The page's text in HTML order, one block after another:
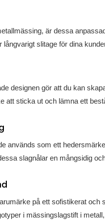
är dessa
slitage för dina
designen gör att du kan
att sticka ut och lämna ett
används som ett
slagnålar en mångsidig
på ett sofistikerat och
i mässingslagstift i